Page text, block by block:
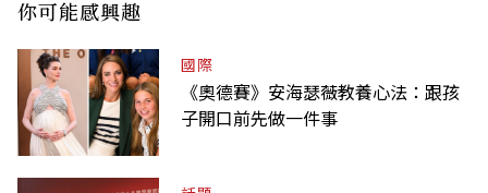
你可能感興趣
國際
《奧德賽》安海瑟薇教養心法：跟孩
子開口前先做一件事